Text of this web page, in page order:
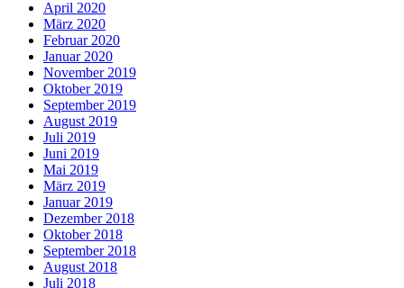
April 2020
März 2020
Februar 2020
Januar 2020
November 2019
Oktober 2019
September 2019
August 2019
Juli 2019
Juni 2019
Mai 2019
März 2019
Januar 2019
Dezember 2018
Oktober 2018
September 2018
August 2018
Juli 2018